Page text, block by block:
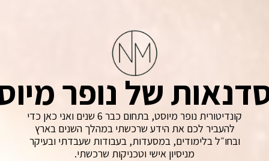
של נופר
קונדיטורית נופר מיוסט, בתחום כבר 6 שנים ואני כאן כדי
להעביר לכם את הידע שרכשתי במהלך השנים בארץ
ובחו״ל בלימודים, במסעדות, בעבודות שעבדתי ובעיקר
מניסיון אישי וטכניקות שרכשתי.